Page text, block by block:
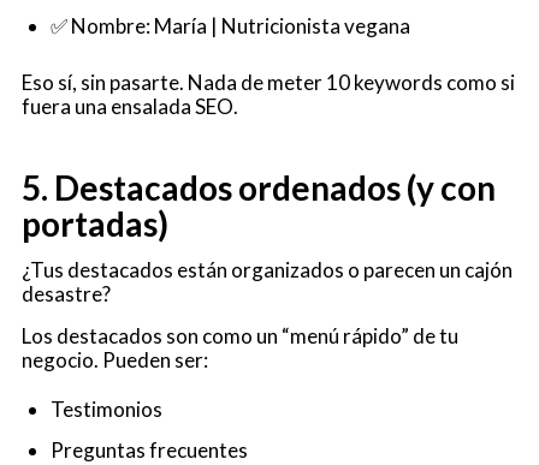
✅ Nombre: María | Nutricionista vegana
Eso sí, sin pasarte. Nada de meter 10 keywords como si
fuera una ensalada SEO.
5. Destacados ordenados (y con
portadas)
¿Tus destacados están organizados o parecen un cajón
desastre?
Los destacados son como un “menú rápido” de tu
negocio. Pueden ser:
Testimonios
Preguntas frecuentes